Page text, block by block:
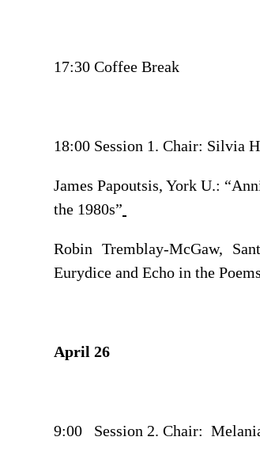
17:30 Coffee Break
18:00 Session 1. Chair: Silvia
James Papoutsis, York U.:
the 1980s”
Robin Tremblay-McGaw,
Eurydice and Echo in the
April 26
9:00 Session 2. Chair: